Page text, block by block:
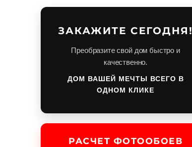
ЗАКАЖИТЕ СЕГОДНЯ!
Преобразите свой дом быстро и
качественно.
ДОМ ВАШЕЙ МЕЧТЫ ВСЕГО В
ОДНОМ КЛИКЕ
РАСЧЕТ ФОТООБОЕВ